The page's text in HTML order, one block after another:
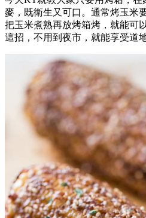
麥，既衛生又可口。通常烤玉米
把玉米煮熟再放烤箱烤，就能可
這招，不用到夜市，就能享受道